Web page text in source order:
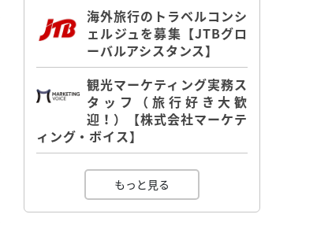
海外旅行のトラベルコンシ
ェルジュを募集【JTBグロ
ーバルアシスタンス】
観光マーケティング実務ス
タッフ（旅行好き大歓
迎！）【株式会社マーケテ
ィング・ボイス】
もっと見る